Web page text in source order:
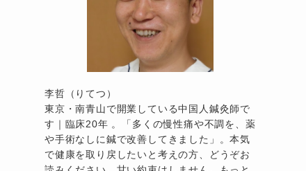
李哲（りてつ）
東京・南青山で開業している中国人鍼灸師で
す｜臨床20年 。「多くの慢性痛や不調を、薬
や手術なしに鍼で改善してきました」。本気
で健康を取り戻したいと考えの方、どうぞお